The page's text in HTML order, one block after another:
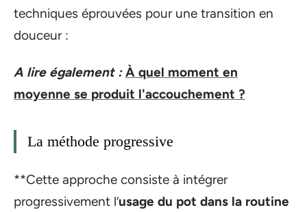
techniques éprouvées pour une transition en
douceur :
A lire également : À quel moment en
moyenne se produit l'accouchement ?
La méthode progressive
**Cette approche consiste à intégrer
progressivement l’usage du pot dans la routine